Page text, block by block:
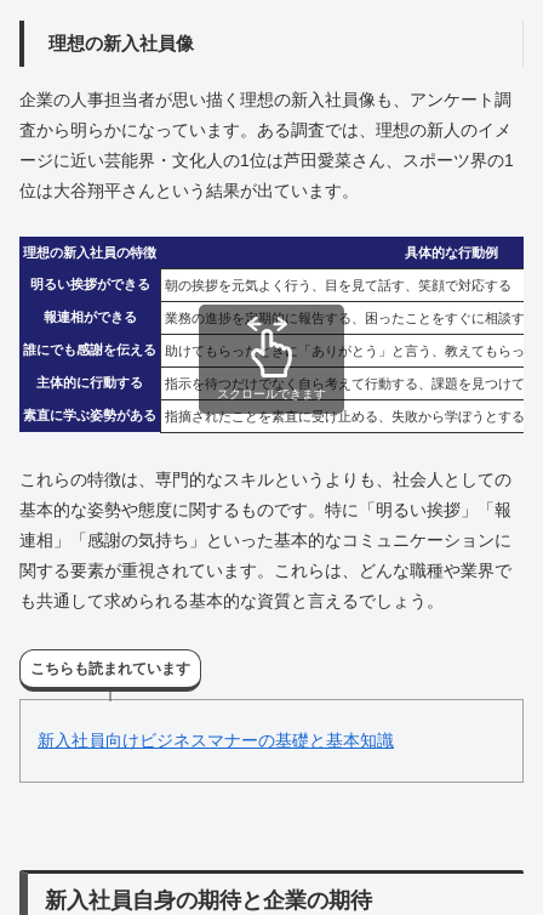
理想の新入社員像
企業の人事担当者が思い描く理想の新入社員像も、アンケート調
査から明らかになっています。ある調査では、理想の新人のイメ
ージに近い芸能界・文化人の1位は芦田愛菜さん、スポーツ界の1
位は大谷翔平さんという結果が出ています。
理想の新入社員の特徴 具体的な行動例
明るい挨拶ができる 朝の挨拶を元気よく行う、目を見て話す、笑顔で対応する
報連相ができる 業務の進捗を定期的に報告する、困ったことをすぐに相談す
誰にでも感謝を伝える 助けてもらったときに「ありがとう」と言う、教えてもらっ
主体的に行動する 指示を待つだけでなく自ら考えて行動する、課題を見つけて提
素直に学ぶ姿勢がある 指摘されたことを素直に受け止める、失敗から学ぼうとする
スクロールできます
これらの特徴は、専門的なスキルというよりも、社会人としての
基本的な姿勢や態度に関するものです。特に「明るい挨拶」「報
連相」「感謝の気持ち」といった基本的なコミュニケーションに
関する要素が重視されています。これらは、どんな職種や業界で
も共通して求められる基本的な資質と言えるでしょう。
こちらも読まれています
新入社員向けビジネスマナーの基礎と基本知識
新入社員自身の期待と企業の期待